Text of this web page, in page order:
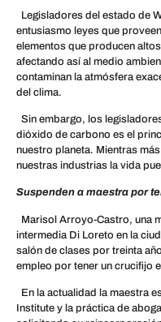
Legisladores del estado de
entusiasmo leyes que
elementos que producen
afectando así al medio
contaminan la atmósfera
del clima.
Sin embargo, los
dióxido de carbono es el
nuestro planeta. Mientras
nuestras industrias la vida
Suspenden a maestra por
Marisol Arroyo-Castro, una
intermedia Di Loreto en la
salón de clases por treinta
empleo por tener un crucifijo
En la actualidad la maestra
Institute y la práctica de